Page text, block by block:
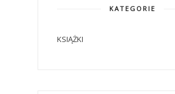
KATEGORIE
KSIĄŻKI